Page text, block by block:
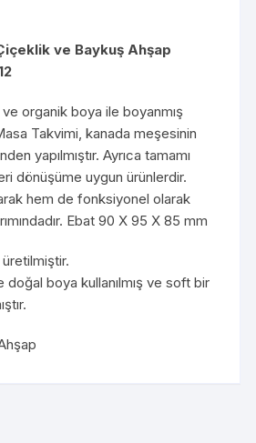
ve Baykuş Ahşap
ve organik boya ile boyanmış
Takvimi, kanada meşesinin
yapılmıştır. Ayrıca tamamı
dönüşüme uygun ürünlerdir.
hem de fonksiyonel olarak
Ebat 90 X 95 X 85 mm
boya kullanılmış ve soft bir